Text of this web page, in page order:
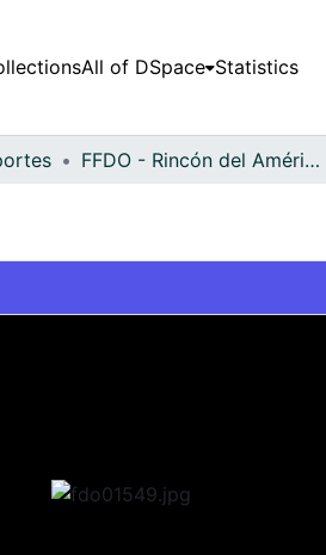
All of DSpace Statistics
FFDO - Rincón del América - Patrimonial